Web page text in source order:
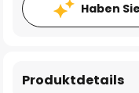
Haben
Produktdetails